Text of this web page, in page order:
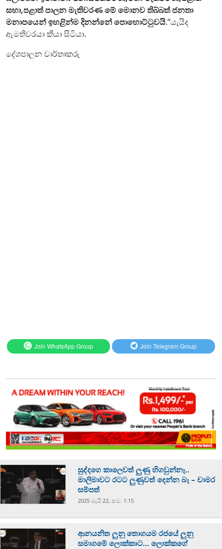
සභා,පළාත් පාලන මැතිවරණ මේ මොනව තිබ්බත් ජනතා
මනාපයෙන් ඉහළින්ම දිනන්නේ පොහොට්ටුවයි.”යැයිද
ඇමතිවරයා කියා සිටියා.
දේශපාලන වාර්තාකරු
Join WhatsApp Group Join Telegram Group
සුද්දගෙ කාලෙවත් ලුණු හිගවුන්නෑ..
මාලිමාවට රටට ලුණුවත් දෙන්න බෑ – චාමර
සම්පත්
2025 මැයි 22, ප.ව. 1:15
ආනයනිත ලුනු තොගයම රජයේ ලුනු
සමාගමේ ලොක්කාට… ලොක්කගේ